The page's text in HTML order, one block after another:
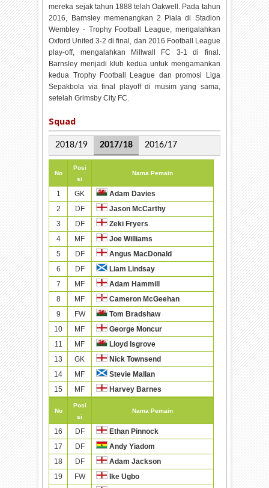
mereka sejak tahun 1888 telah Oakwell. Pada tahun
2016, Barnsley memenangkan 2 Piala di Stadion
Wembley - Trophy Football League, mengalahkan
Oxford United 3-2 di final, dan 2016 Football League
play-off, mengalahkan Millwall FC 3-1 di final.
Barnsley menjadi klub kedua untuk mengamankan
kedua Trophy Football League dan promosi Liga
Sepakbola via final playoff di musim yang sama,
setelah Grimsby City FC.
Squad
2018/19 2017/18 2016/17
No
Posi
si
Nama Pemain
1 GK
Adam Davies
2
DF
Jason McCarthy
3
DF
Zeki Fryers
4
MF
Joe Williams
5
DF
Angus MacDonald
6
DF
Liam Lindsay
7
MF
Adam Hammill
8
MF
Cameron McGeehan
9
FW
Tom Bradshaw
10
MF
George Moncur
11
MF
Lloyd Isgrove
13
GK
Nick Townsend
14
MF
Stevie Mallan
15
MF Harvey Barnes
No
Posi
si
Nama Pemain
16 DF
Ethan Pinnock
17
DF
Andy Yiadom
18
DF
Adam Jackson
19
FW
Ike Ugbo